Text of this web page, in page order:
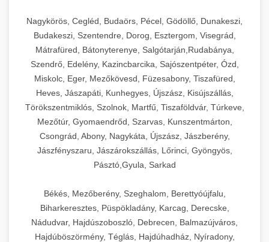
chef-iparikonyhagepek.hu
élelmiszer-előkészítéshez. Különböző reszelési
méretek különböző alkalmazásokhoz.
chef-iparikonyhagepek.hu
kereskedelmi sajtreszelő
🍳 28. Nagykonyhai
Berendezések
+
Teljes körű nagykonyhai berendezések és
professzionális vendéglátóipari kellékek.
Minden, ami szükséges éttermi és catering
műveletekhez.
chef-iparikonyhagepek.hu
kereskedelmi konyhai megoldások
Nagykörös, Cegléd, Budaörs, Pécel, Gödöllő, Dunakeszi,
Budakeszi, Szentendre, Dorog, Esztergom, Visegrád,
Mátrafüred, Bátonyterenye, Salgótarján,Rudabánya,
Szendrő, Edelény, Kazincbarcika, Sajószentpéter, Ózd,
Miskolc, Eger, Mezőkövesd, Füzesabony, Tiszafüred,
Heves, Jászapáti, Kunhegyes, Újszász, Kisújszállás,
Törökszentmiklós, Szolnok, Martfű, Tiszaföldvár, Túrkeve,
Mezőtúr, Gyomaendrőd, Szarvas, Kunszentmárton,
Csongrád, Abony, Nagykáta, Újszász, Jászberény,
Jászfényszaru, Jászárokszállás, Lőrinci, Gyöngyös,
Pásztó,Gyula, Sarkad
Békés, Mezőberény, Szeghalom, Berettyóújfalu,
Biharkeresztes, Püspökladány, Karcag, Derecske,
Nádudvar, Hajdúszoboszló, Debrecen, Balmazújváros,
Hajdúböszörmény, Téglás, Hajdúhadház, Nyíradony,